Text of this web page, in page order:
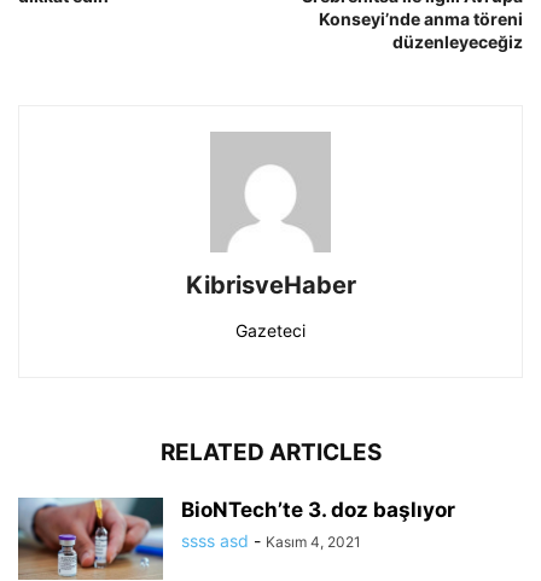
Konseyi’nde anma töreni
düzenleyeceğiz
KibrisveHaber
Gazeteci
RELATED ARTICLES
BioNTech’te 3. doz başlıyor
ssss asd - Kasım 4, 2021